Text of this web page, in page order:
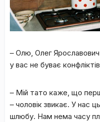
– Олю, Олег Ярославович
у вас не буває
– Мій тато каже, що
– чоловік звикає. У нас
шлюбу. Нам нема часу